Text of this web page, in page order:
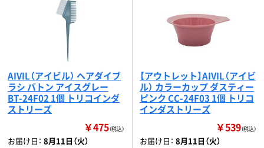
AIVIL（アイビル） ヘアダイブ
ラシ バトン アイスグレー
BT-24F02 1個 トリコインダ
ストリーズ
￥475（税込）
お届け日： 8月11日（火）
【アウトレット】AIVIL（アイビ
ル） カラーカップ ダスティー
ピンク CC-24F03 1個 トリコ
インダストリーズ
￥539（税込）
お届け日： 8月11日（火）